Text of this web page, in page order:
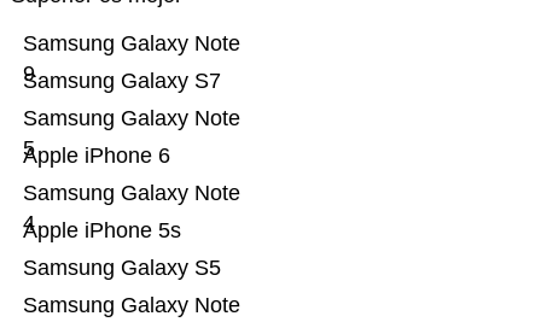
Samsung Galaxy Note
Samsung Galaxy S5
Apple iPhone 5s
Samsung Galaxy Note
4
Apple iPhone 6
Samsung Galaxy Note
5
Samsung Galaxy S7
Samsung Galaxy Note
9